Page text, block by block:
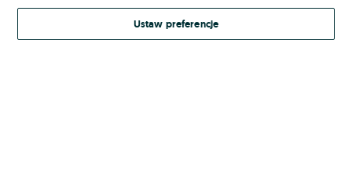
Kontynuując za pośrednictwem jednego z dostawców wskazanych powyżej,
Regulamin serwisu OLX.pl w jego aktualnym brzmieniu.
Ustaw preferencje